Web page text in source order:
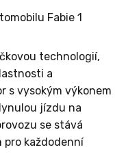
Fabie 1
technologií,
a
s vysokým výkonem
jízdu na
se stává
pro každodenní